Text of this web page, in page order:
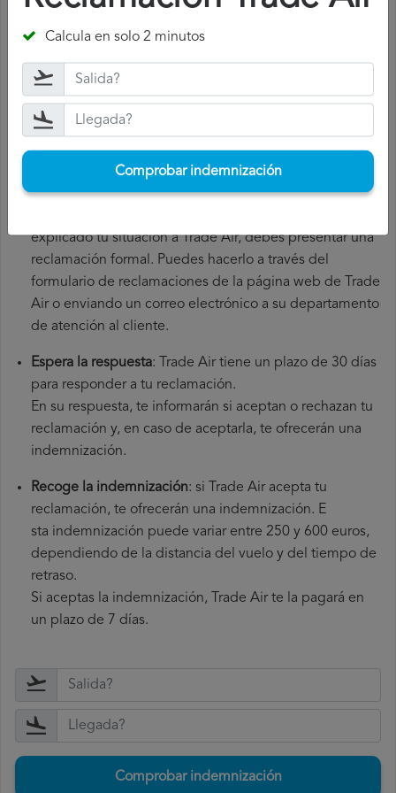
vuelo, la fecha de salida, el aeropuerto de origen y el
aeropuerto de destino. También es recomendable que
guardes todos los documentos relacionados con el
vuelo, como la tarjeta de embarque, el billete y los
explicado tu situación a Trade Air, debes presentar una
reclamación formal. Puedes hacerlo a través del
formulario de reclamaciones de la página web de Trade
Air o enviando un correo electrónico a su departamento
de atención al cliente.
Espera la respuesta: Trade Air tiene un plazo de 30 días
para responder a tu reclamación.
En su respuesta, te informarán si aceptan o rechazan tu
reclamación y, en caso de aceptarla, te ofrecerán una
indemnización.
Recoge la indemnización: si Trade Air acepta tu
reclamación, te ofrecerán una indemnización. E
sta indemnización puede variar entre 250 y 600 euros,
dependiendo de la distancia del vuelo y del tiempo de
retraso.
Si aceptas la indemnización, Trade Air te la pagará en
un plazo de 7 días.
Comprobar indemnización
Calcula en solo 2 minutos
Comprobar indemnización